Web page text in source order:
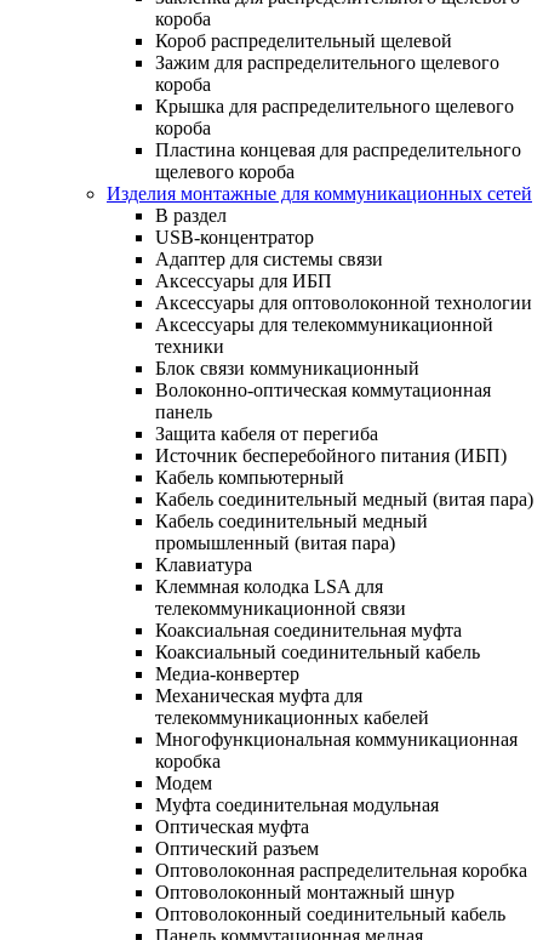
короба
Короб распределительный щелевой
Зажим для распределительного щелевого
короба
Крышка для распределительного щелевого
короба
Пластина концевая для распределительного
щелевого короба
Изделия монтажные для коммуникационных сетей
В раздел
USB-концентратор
Адаптер для системы связи
Аксессуары для ИБП
Аксессуары для оптоволоконной технологии
Аксессуары для телекоммуникационной
техники
Блок связи коммуникационный
Волоконно-оптическая коммутационная
панель
Защита кабеля от перегиба
Источник бесперебойного питания (ИБП)
Кабель компьютерный
Кабель соединительный медный (витая пара)
Кабель соединительный медный
промышленный (витая пара)
Клавиатура
Клеммная колодка LSA для
телекоммуникационной связи
Коаксиальная соединительная муфта
Коаксиальный соединительный кабель
Медиа-конвертер
Механическая муфта для
телекоммуникационных кабелей
Многофункциональная коммуникационная
коробка
Модем
Муфта соединительная модульная
Оптическая муфта
Оптический разъем
Оптоволоконная распределительная коробка
Оптоволоконный монтажный шнур
Оптоволоконный соединительный кабель
Панель коммутационная медная